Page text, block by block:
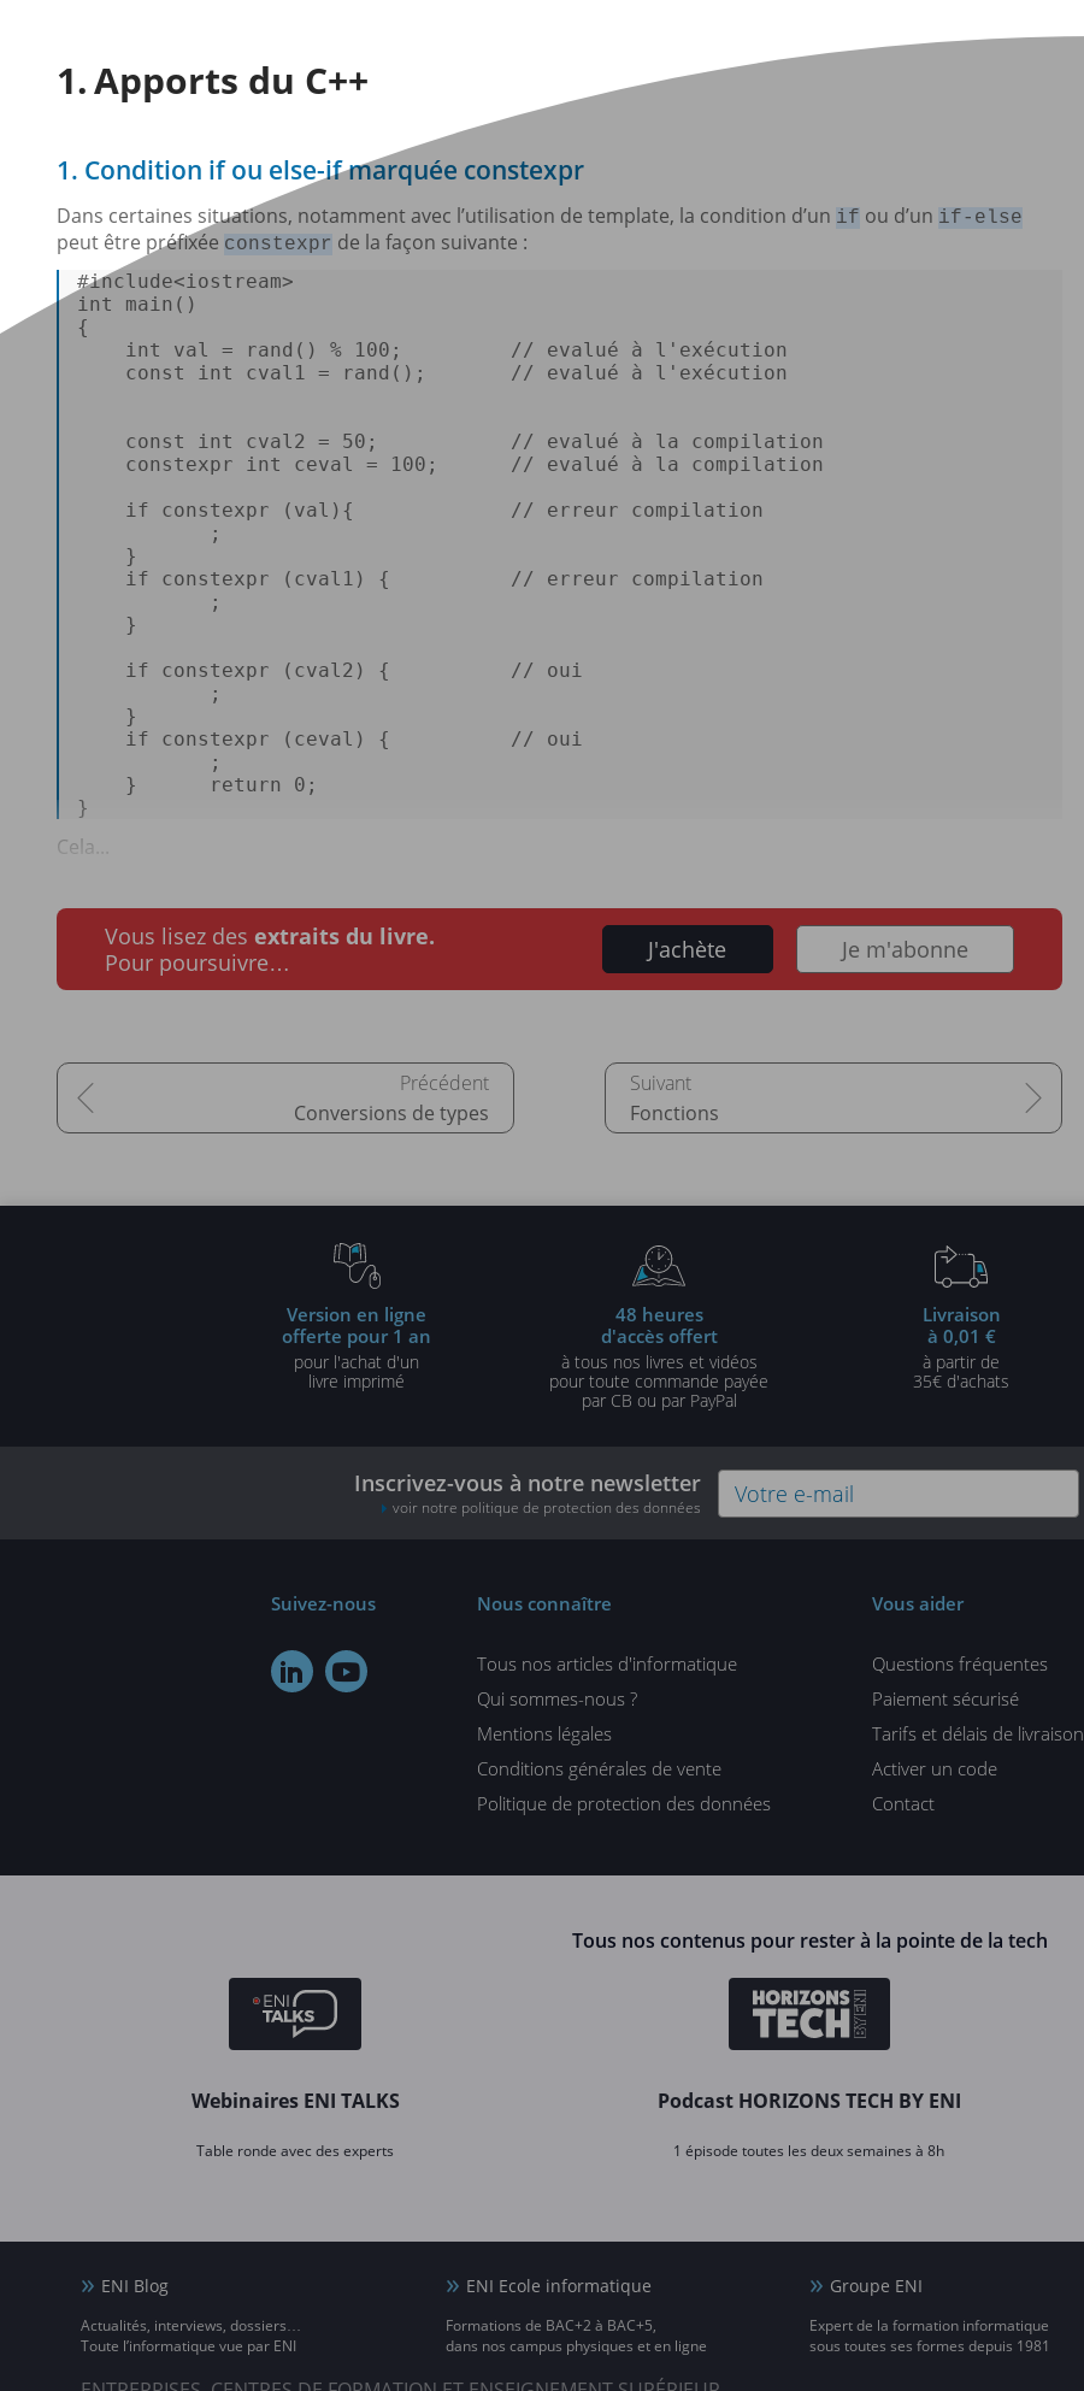
Apports du C++
1. Condition if ou else-if marquée constexpr
Dans certaines situations, notamment avec l’utilisation de template, la condition d’un if ou d’un if-else
peut être préfixée constexpr de la façon suivante :
#include<iostream>
int
main ()
{
int
val = rand () % 100 ; // evalué à l'exécution
const
int cval1 = rand (); // evalué à l'exécution
const int cval2 = 50 ; // evalué à la compilation
constexpr
int ceval = 100 ; // evalué à la compilation
if
constexpr (val) { // erreur compilation
;
}
if
constexpr (cval1) { // erreur compilation
;
}
if
constexpr (cval2) { // oui
;
}
if
constexpr (ceval) { // oui
;
}
return 0 ;
}
Cela...
Vous lisez des extraits du livre.
Pour poursuivre…
J'achète Je m'abonne
Conversions de types Fonctions
Version en ligne
offerte pour 1 an
pour l'achat d'un
livre imprimé
48 heures
d'accès offert
à tous nos livres et vidéos
pour toute commande payée
par CB ou par PayPal
Livraison
à 0,01 €
à partir de
35€ d'achats
Inscrivez-vous à notre newsletter
voir notre politique de protection des données
Suivez-nous
 
Nous connaître
Tous nos articles d'informatique
Qui sommes-nous ?
Mentions légales
Conditions générales de vente
Politique de protection des données
Vous aider
Questions fréquentes
Paiement sécurisé
Tarifs et délais de livraison
Activer un code
Contact
Tous nos contenus pour rester à la pointe de la tech
Webinaires ENI TALKS
Table ronde avec des experts
Podcast HORIZONS TECH BY ENI
1 épisode toutes les deux semaines à 8h
ENI Blog
Actualités, interviews, dossiers…
Toute l’informatique vue par ENI
ENI Ecole informatique
Formations de BAC+2 à BAC+5,
dans nos campus physiques et en ligne
Groupe ENI
Expert de la formation informatique
sous toutes ses formes depuis 1981